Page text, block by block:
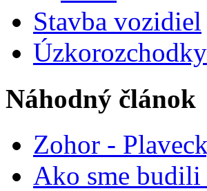
Stavba vozidiel
Úzkorozchodky
Náhodný článok
Zohor -
Ako sme